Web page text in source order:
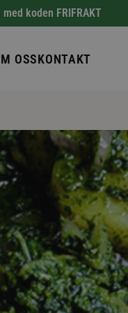
koden FRIFRAKT
OSSKONTAKT